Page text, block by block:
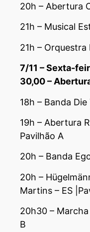
20h – Abertura
21h – Musical
21h –
7/11 – Sexta-
30,00 –
18h – Banda
19h – Abertura
Pavilhão A
20h – Banda
20h –
Martins – ES
20h30 –
B